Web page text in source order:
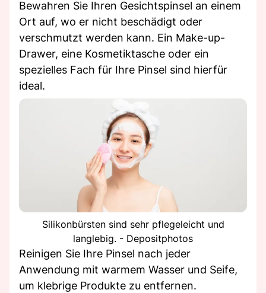
Bewahren Sie Ihren Gesichtspinsel an einem
Ort auf, wo er nicht beschädigt oder
verschmutzt werden kann. Ein Make-up-
Drawer, eine Kosmetiktasche oder ein
spezielles Fach für Ihre Pinsel sind hierfür
ideal.
Silikonbürsten sind sehr pflegeleicht und
langlebig. - Depositphotos
Reinigen Sie Ihre Pinsel nach jeder
Anwendung mit warmem Wasser und Seife,
um klebrige Produkte zu entfernen.